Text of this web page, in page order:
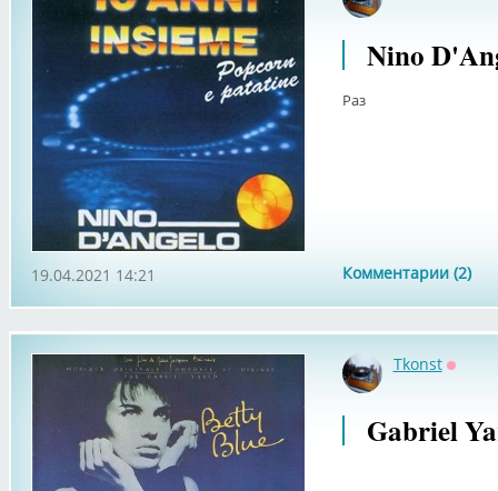
Nino
Раз
Комментарии (2)
19.04.2021 14:21
Tkonst
Gabriel